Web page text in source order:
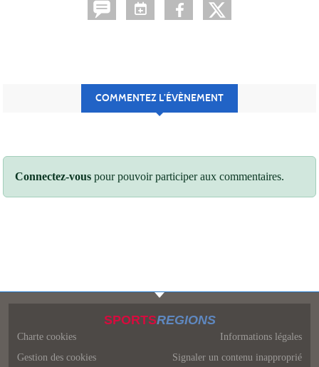
COMMENTEZ L’ÉVÈNEMENT
Connectez-vous pour pouvoir participer aux commentaires.
SPORTSREGIONS
Charte cookies
Gestion des cookies
Informations légales
Signaler un contenu inapproprié